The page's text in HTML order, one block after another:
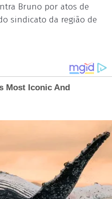
Bruno por atos de
sindicato da região de